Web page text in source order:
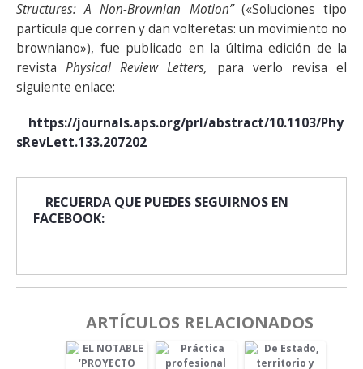
Structures: A Non-Brownian Motion”(«Soluciones tipo
partícula que corren y dan volteretas: un movimiento no
browniano»), fue publicado en la última edición de la
revistaPhysical Review Letters, para verlo revisa el
siguiente enlace:
https://journals.aps.org/prl/abstract/10.1103/Phy
sRevLett.133.207202
RECUERDA QUE PUEDES SEGUIRNOS EN
FACEBOOK:
ARTÍCULOS RELACIONADOS